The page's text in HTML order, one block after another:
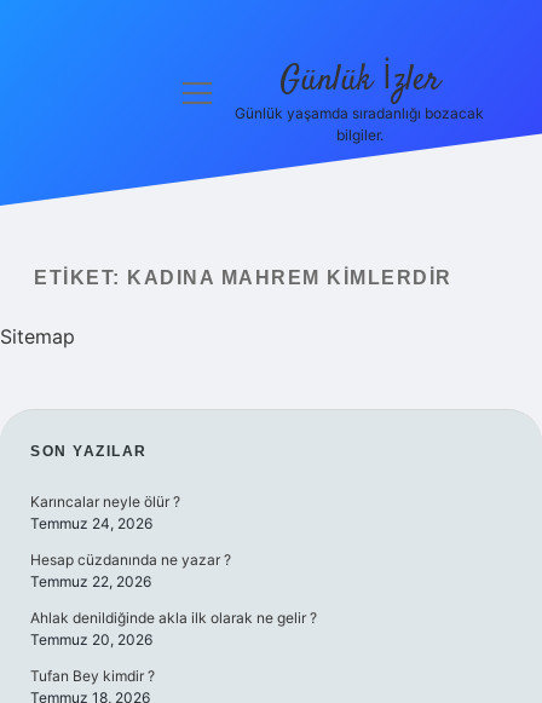
menüyü
Günlük İzler
Günlük yaşamda sıradanlığı bozacak
bilgiler.
ETIKET: KADINA MAHREM KIMLERDIR
Sitemap
SIDEBAR
SON YAZILAR
Karıncalar neyle ölür ?
Temmuz 24, 2026
Hesap cüzdanında ne yazar ?
Temmuz 22, 2026
Ahlak denildiğinde akla ilk olarak ne gelir ?
Temmuz 20, 2026
Tufan Bey kimdir ?
Temmuz 18, 2026